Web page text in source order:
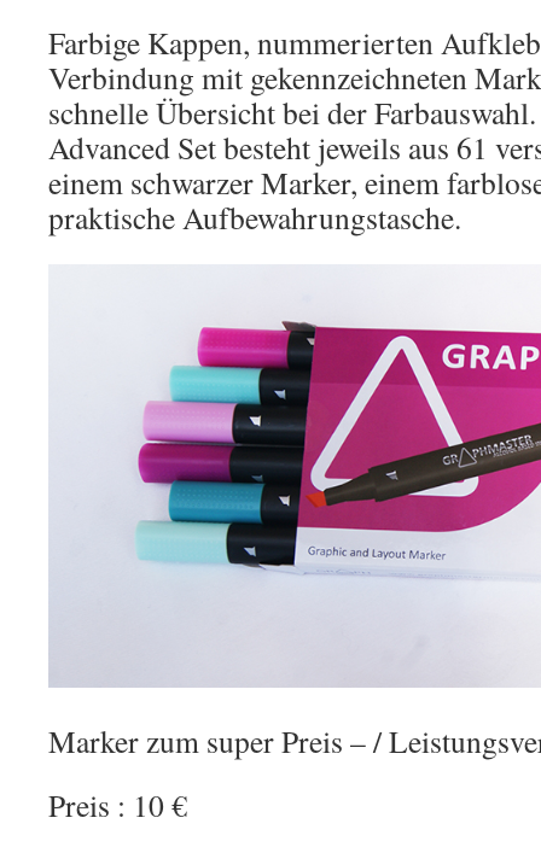
Farbige Kappen, nummerierten
Verbindung mit gekennzeichneten
schnelle Übersicht bei der
Advanced Set besteht jeweils aus 61
einem schwarzer Marker, einem
praktische Aufbewahrungstasche.
Marker zum super Preis – /
Preis : 10 €